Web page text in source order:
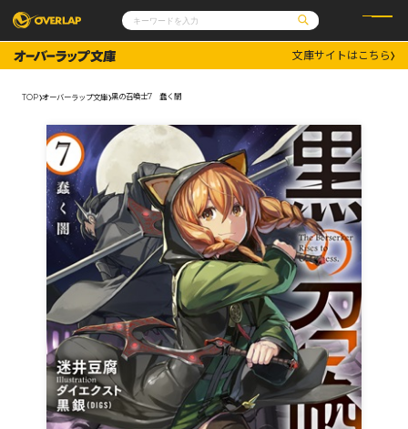
コミックガルド
コミッククリエ
その他
コミックエッセイ
ポケットモンスター
アニメ
ゲーム
通販・NEWS
OVERLAP STORE
オーバーラップ広報室
企業
会社概要
採用情報
アクセス
オーバーラップホールディングス
お問い合わせはこちら
オーバーラップ文庫
オーバーラップノベルス
オーバーラップノベルスf
文庫サイトはこちら
TOP オーバーラップ文庫 黒の召喚士7 蠢く闇